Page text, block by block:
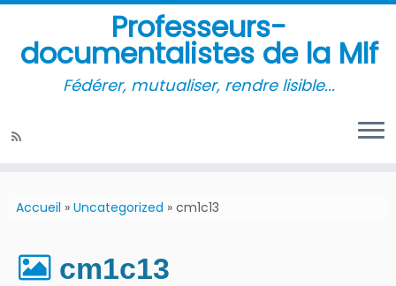
Professeurs-
documentalistes de la Mlf
Fédérer, mutualiser, rendre lisible...
Accueil » Uncategorized » cm1c13
cm1c13